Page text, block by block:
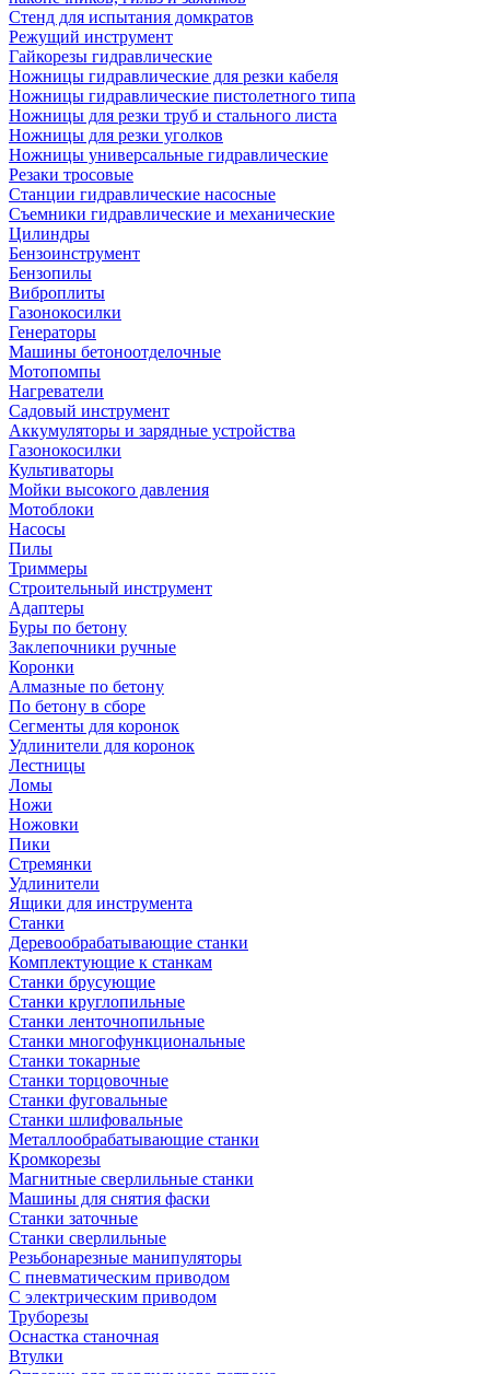
Стенд для испытания домкратов
Режущий инструмент
Гайкорезы гидравлические
Ножницы гидравлические для резки кабеля
Ножницы гидравлические пистолетного типа
Ножницы для резки труб и стального листа
Ножницы для резки уголков
Ножницы универсальные гидравлические
Резаки тросовые
Станции гидравлические насосные
Съемники гидравлические и механические
Цилиндры
Бензоинструмент
Бензопилы
Виброплиты
Газонокосилки
Генераторы
Машины бетоноотделочные
Мотопомпы
Нагреватели
Садовый инструмент
Аккумуляторы и зарядные устройства
Газонокосилки
Культиваторы
Мойки высокого давления
Мотоблоки
Насосы
Пилы
Триммеры
Строительный инструмент
Адаптеры
Буры по бетону
Заклепочники ручные
Коронки
Алмазные по бетону
По бетону в сборе
Сегменты для коронок
Удлинители для коронок
Лестницы
Ломы
Ножи
Ножовки
Пики
Стремянки
Удлинители
Ящики для инструмента
Станки
Деревообрабатывающие станки
Комплектующие к станкам
Станки брусующие
Станки круглопильные
Станки ленточнопильные
Станки многофункциональные
Станки токарные
Станки торцовочные
Станки фуговальные
Станки шлифовальные
Металлообрабатывающие станки
Кромкорезы
Магнитные сверлильные станки
Машины для снятия фаски
Станки заточные
Станки сверлильные
Резьбонарезные манипуляторы
С пневматическим приводом
С электрическим приводом
Труборезы
Оснастка станочная
Втулки